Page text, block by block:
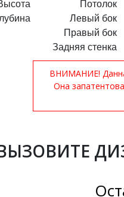
Потолок
Левый бок
Правый бок
Задняя стенка
ВНИМАНИЕ!
Она